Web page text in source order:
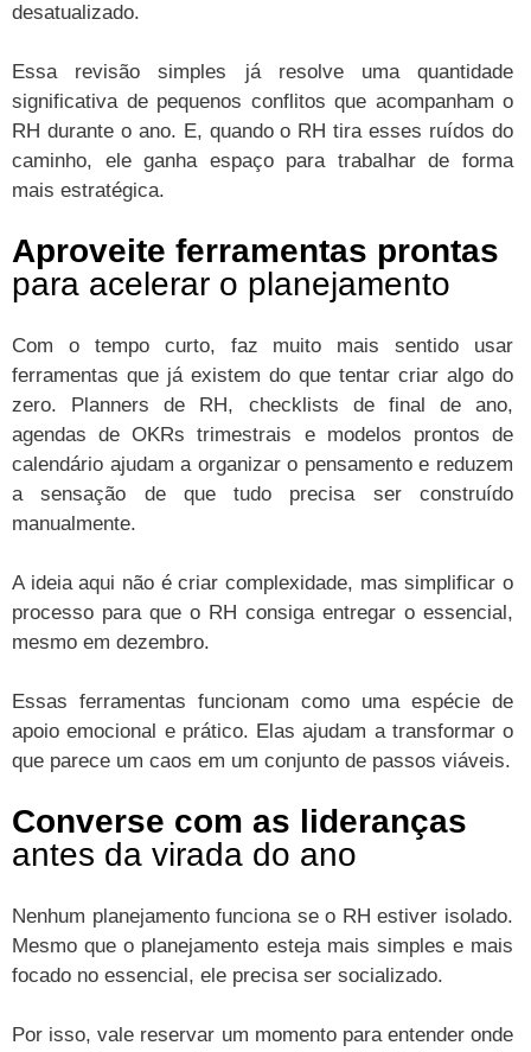
desatualizado.
Essa revisão simples já resolve uma quantidade
significativa de pequenos conflitos que acompanham o
RH durante o ano. E, quando o RH tira esses ruídos do
caminho, ele ganha espaço para trabalhar de forma
mais estratégica.
Aproveite ferramentas prontas
para acelerar o planejamento
Com o tempo curto, faz muito mais sentido usar
ferramentas que já existem do que tentar criar algo do
zero. Planners de RH, checklists de final de ano,
agendas de OKRs trimestrais e modelos prontos de
calendário ajudam a organizar o pensamento e reduzem
a sensação de que tudo precisa ser construído
manualmente.
A ideia aqui não é criar complexidade, mas simplificar o
processo para que o RH consiga entregar o essencial,
mesmo em dezembro.
Essas ferramentas funcionam como uma espécie de
apoio emocional e prático. Elas ajudam a transformar o
que parece um caos em um conjunto de passos viáveis.
Converse com as lideranças
antes da virada do ano
Nenhum planejamento funciona se o RH estiver isolado.
Mesmo que o planejamento esteja mais simples e mais
focado no essencial, ele precisa ser socializado.
Por isso, vale reservar um momento para entender onde